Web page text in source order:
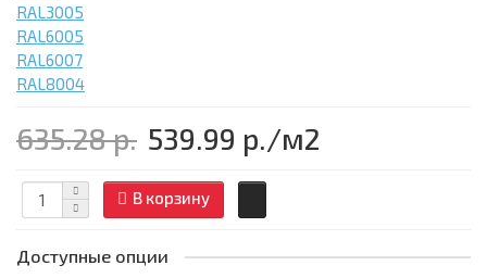
RAL3005
RAL6005
RAL6007
RAL8004
635.28 р. 539.99 р./м2
В корзину
Доступные опции